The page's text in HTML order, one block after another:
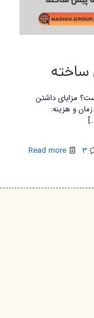
ساخته
مزایای داشتن
و هزینه:
3
Read more